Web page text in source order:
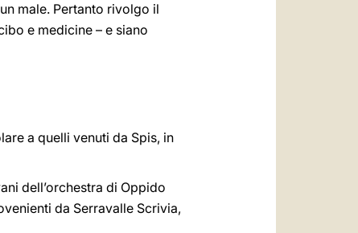
male. Pertanto rivolgo il
e medicine – e siano
a quelli venuti da Spis, in
dell’orchestra di Oppido
da Serravalle Scrivia,